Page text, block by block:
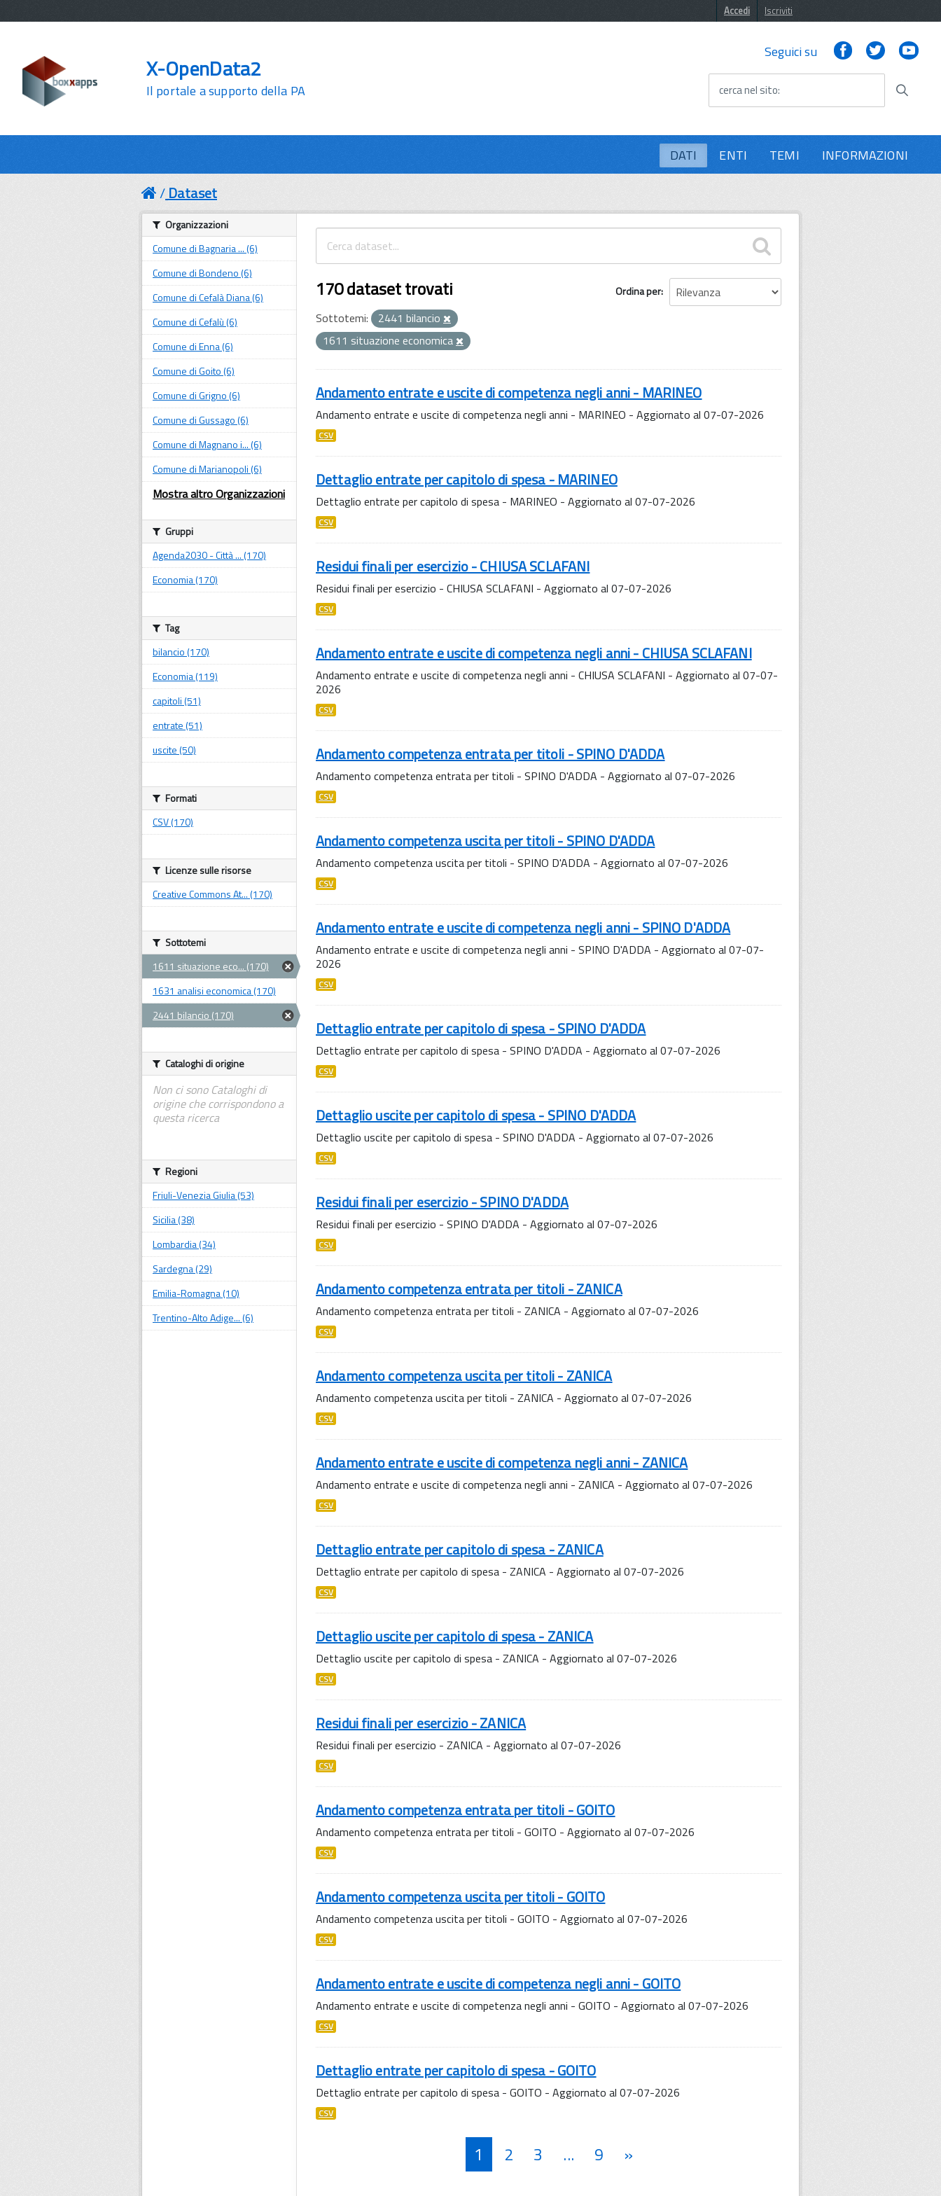
Accedi Iscriviti
X-OpenData2
Il portale a supporto della PA
Seguici su FacebookTwitter
cerca nel sito
DATI ENTI TEMI INFORMAZIONI
Dataset
Ordina per
170 dataset trovati
Sottotemi:
2441 bilancio
1611 situazione economica
Andamento entrate e uscite di competenza negli anni - MARINEO
Andamento entrate e uscite di competenza negli anni - MARINEO - Aggiornato al 07-07-2026
CSV
Dettaglio entrate per capitolo di spesa - MARINEO
Dettaglio entrate per capitolo di spesa - MARINEO - Aggiornato al 07-07-2026
CSV
Residui finali per esercizio - CHIUSA SCLAFANI
Residui finali per esercizio - CHIUSA SCLAFANI - Aggiornato al 07-07-2026
CSV
Andamento entrate e uscite di competenza negli anni - CHIUSA SCLAFANI
Andamento entrate e uscite di competenza negli anni - CHIUSA SCLAFANI - Aggiornato al 07-07-
2026
CSV
Andamento competenza entrata per titoli - SPINO D'ADDA
Andamento competenza entrata per titoli - SPINO D'ADDA - Aggiornato al 07-07-2026
CSV
Andamento competenza uscita per titoli - SPINO D'ADDA
Andamento competenza uscita per titoli - SPINO D'ADDA - Aggiornato al 07-07-2026
CSV
Andamento entrate e uscite di competenza negli anni - SPINO D'ADDA
Andamento entrate e uscite di competenza negli anni - SPINO D'ADDA - Aggiornato al 07-07-
2026
CSV
Dettaglio entrate per capitolo di spesa - SPINO D'ADDA
Dettaglio entrate per capitolo di spesa - SPINO D'ADDA - Aggiornato al 07-07-2026
CSV
Dettaglio uscite per capitolo di spesa - SPINO D'ADDA
Dettaglio uscite per capitolo di spesa - SPINO D'ADDA - Aggiornato al 07-07-2026
CSV
Residui finali per esercizio - SPINO D'ADDA
Residui finali per esercizio - SPINO D'ADDA - Aggiornato al 07-07-2026
CSV
Andamento competenza entrata per titoli - ZANICA
Andamento competenza entrata per titoli - ZANICA - Aggiornato al 07-07-2026
CSV
Andamento competenza uscita per titoli - ZANICA
Andamento competenza uscita per titoli - ZANICA - Aggiornato al 07-07-2026
CSV
Andamento entrate e uscite di competenza negli anni - ZANICA
Andamento entrate e uscite di competenza negli anni - ZANICA - Aggiornato al 07-07-2026
CSV
Dettaglio entrate per capitolo di spesa - ZANICA
Dettaglio entrate per capitolo di spesa - ZANICA - Aggiornato al 07-07-2026
CSV
Dettaglio uscite per capitolo di spesa - ZANICA
Dettaglio uscite per capitolo di spesa - ZANICA - Aggiornato al 07-07-2026
CSV
Residui finali per esercizio - ZANICA
Residui finali per esercizio - ZANICA - Aggiornato al 07-07-2026
CSV
Andamento competenza entrata per titoli - GOITO
Andamento competenza entrata per titoli - GOITO - Aggiornato al 07-07-2026
CSV
Andamento competenza uscita per titoli - GOITO
Andamento competenza uscita per titoli - GOITO - Aggiornato al 07-07-2026
CSV
Andamento entrate e uscite di competenza negli anni - GOITO
Andamento entrate e uscite di competenza negli anni - GOITO - Aggiornato al 07-07-2026
CSV
Dettaglio entrate per capitolo di spesa - GOITO
Dettaglio entrate per capitolo di spesa - GOITO - Aggiornato al 07-07-2026
CSV
1 2 3 ... 9 »
Organizzazioni
Comune di Bagnaria ... (6)
Comune di Bondeno (6)
Comune di Cefalà Diana (6)
Comune di Cefalù (6)
Comune di Enna (6)
Comune di Goito (6)
Comune di Grigno (6)
Comune di Gussago (6)
Comune di Magnano i... (6)
Comune di Marianopoli (6)
Mostra altro Organizzazioni
Gruppi
Agenda2030 - Città ... (170)
Economia (170)
Tag
bilancio (170)
Economia (119)
capitoli (51)
entrate (51)
uscite (50)
Formati
CSV (170)
Licenze sulle risorse
Creative Commons At... (170)
Sottotemi
1611 situazione eco... (170)
1631 analisi economica (170)
2441 bilancio (170)
Cataloghi di origine
Non ci sono Cataloghi di
origine che corrispondono a
questa ricerca
Regioni
Friuli-Venezia Giulia (53)
Sicilia (38)
Lombardia (34)
Sardegna (29)
Emilia-Romagna (10)
Trentino-Alto Adige... (6)